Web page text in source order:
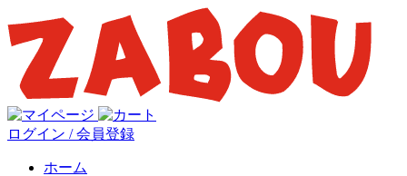
ログイン / 会員登録
ホーム